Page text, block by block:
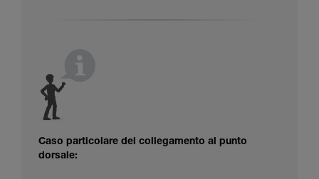
Caso particolare del collegamento al punto
dorsale: